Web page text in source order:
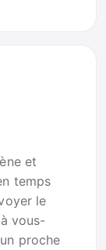
et
temps
le
vous-
proche